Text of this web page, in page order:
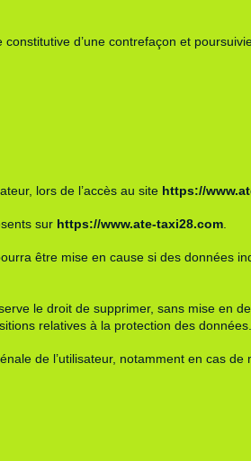
d’une contrefaçon et
lors de l’accès au site https://
sur https://www.ate-taxi28.com.
être mise en cause si des données
le droit de supprimer, sans mise en
relatives à la protection des données.
de l’utilisateur, notamment en cas de